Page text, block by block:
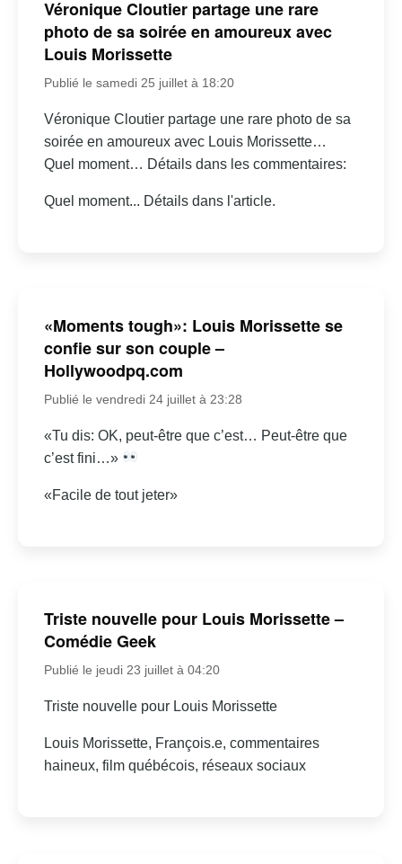
Véronique Cloutier partage une rare
photo de sa soirée en amoureux avec
Louis Morissette
Publié le samedi 25 juillet à 18:20
Véronique Cloutier partage une rare photo de sa
soirée en amoureux avec Louis Morissette…
Quel moment… Détails dans les commentaires:
Quel moment... Détails dans l'article.
«Moments tough»: Louis Morissette se
confie sur son couple –
Hollywoodpq.com
Publié le vendredi 24 juillet à 23:28
«Tu dis: OK, peut-être que c’est… Peut-être que
c’est fini…»
«Facile de tout jeter»
Triste nouvelle pour Louis Morissette –
Comédie Geek
Publié le jeudi 23 juillet à 04:20
Triste nouvelle pour Louis Morissette
Louis Morissette, François.e, commentaires
haineux, film québécois, réseaux sociaux